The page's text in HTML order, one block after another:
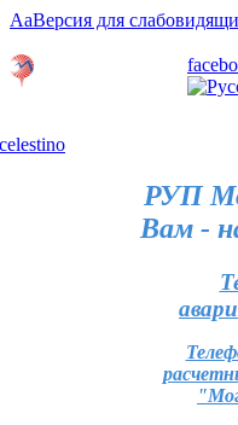
AaВерсия для
РУП
Вам -